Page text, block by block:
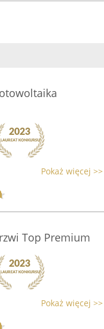
Pokaż więcej >>
Top Premium
Pokaż więcej >>